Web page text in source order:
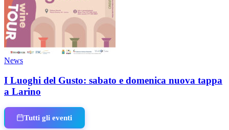
News
I Luoghi del Gusto: sabato e domenica nuova tappa
a Larino
Tutti gli eventi